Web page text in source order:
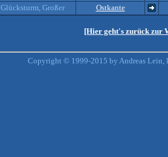
Glücksturm, Großer Ostkante
[Hier geht's zurück zur
Copyright © 1999-2015 by Andreas Lein,